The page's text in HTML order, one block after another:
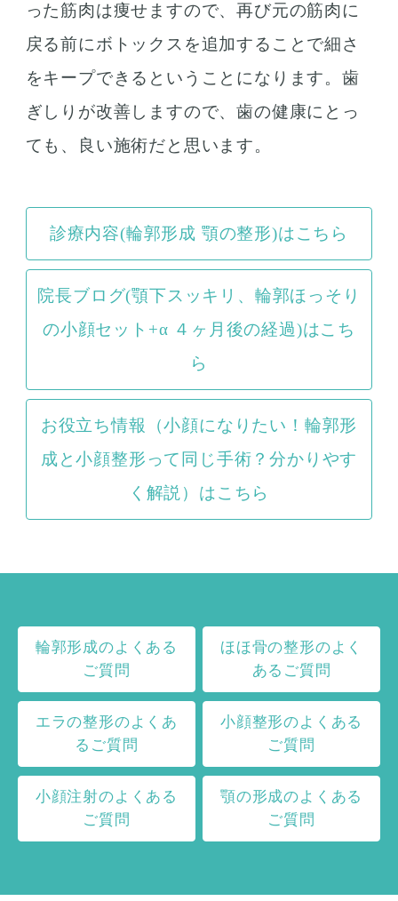
った筋肉は痩せますので、再び元の筋肉に
戻る前にボトックスを追加することで細さ
をキープできるということになります。歯
ぎしりが改善しますので、歯の健康にとっ
ても、良い施術だと思います。
診療内容(輪郭形成 顎の整形)はこちら
院長ブログ(顎下スッキリ、輪郭ほっそり
の小顔セット+α ４ヶ月後の経過)はこち
ら
お役立ち情報（小顔になりたい！輪郭形
成と小顔整形って同じ手術？分かりやす
く解説）はこちら
輪郭形成のよくある
ご質問
ほほ骨の整形のよく
あるご質問
エラの整形のよくあ
るご質問
小顔整形のよくある
ご質問
小顔注射のよくある
ご質問
顎の形成のよくある
ご質問